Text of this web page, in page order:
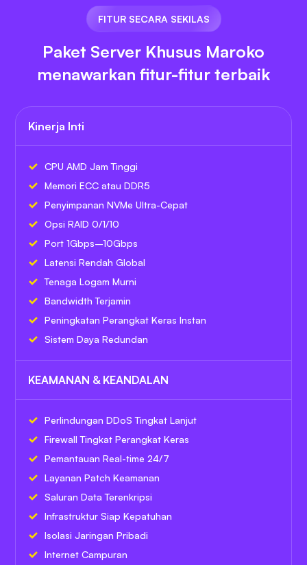
FITUR SECARA SEKILAS
Paket Server Khusus Maroko
menawarkan fitur-fitur terbaik
Kinerja Inti
CPU AMD Jam Tinggi
Memori ECC atau DDR5
Penyimpanan NVMe Ultra-Cepat
Opsi RAID 0/1/10
Port 1Gbps–10Gbps
Latensi Rendah Global
Tenaga Logam Murni
Bandwidth Terjamin
Peningkatan Perangkat Keras Instan
Sistem Daya Redundan
KEAMANAN & KEANDALAN
Perlindungan DDoS Tingkat Lanjut
Firewall Tingkat Perangkat Keras
Pemantauan Real-time 24/7
Layanan Patch Keamanan
Saluran Data Terenkripsi
Infrastruktur Siap Kepatuhan
Isolasi Jaringan Pribadi
Internet Campuran